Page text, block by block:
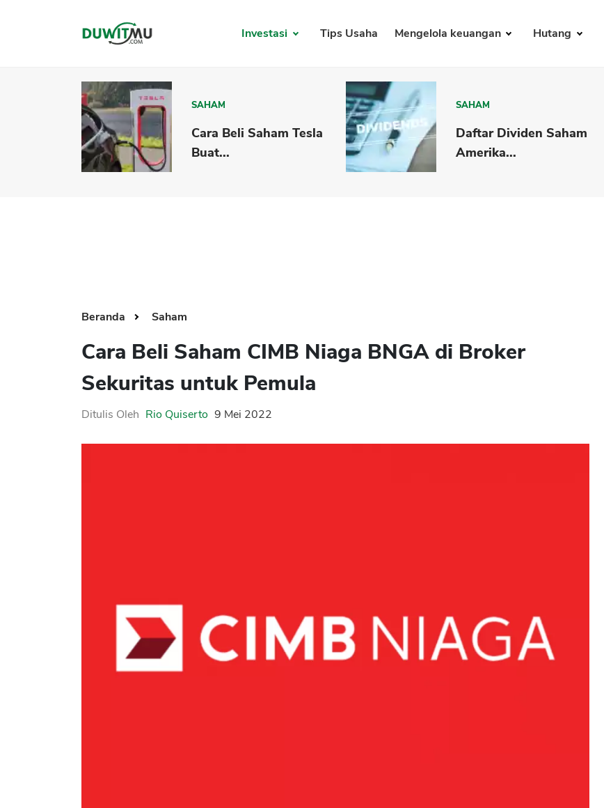
Investasi Tips Usaha Mengelola keuangan Hutang
SAHAM
Cara Beli Saham Tesla
Buat...
SAHAM
Daftar Dividen Saham
Amerika...
Beranda Saham
Cara Beli Saham CIMB Niaga BNGA di Broker
Sekuritas untuk Pemula
Ditulis Oleh Rio Quiserto 9 Mei 2022